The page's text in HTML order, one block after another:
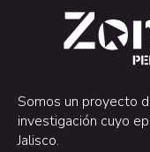
Somos un proyecto
investigación cuyo
Jalisco.